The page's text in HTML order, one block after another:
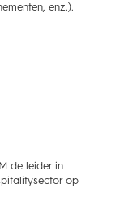
enz.).
de leider in
op